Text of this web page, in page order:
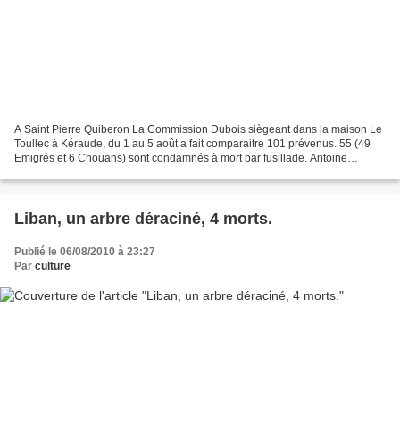
A Saint Pierre Quiberon La Commission Dubois siègeant dans la maison Le
Toullec à Kéraude, du 1 au 5 août a fait comparaitre 101 prévenus. 55 (49
Emigrés et 6 Chouans) sont condamnés à mort par fusillade. Antoine
Liban, un arbre déraciné, 4 morts.
Publié le 06/08/2010 à 23:27
Par culture